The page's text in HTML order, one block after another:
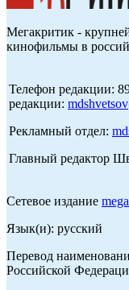
Мегакритик -
кинофильмы в
Телефон редакции:
редакции:
Рекламный отдел:
Главный редактор
Сетевое издание
Язык(и): русский
Перевод
Российской